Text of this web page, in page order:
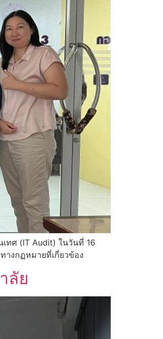
ทศ (IT Audit) ในวันที่ 16
างกฏหมายที่เกี่ยวข้อง
ลัย